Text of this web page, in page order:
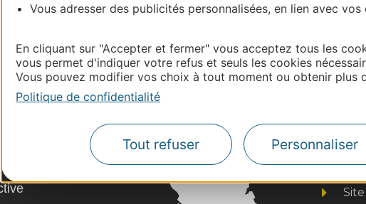
Vous adresser des publicités personnalisées, en lien avec
En cliquant sur "Accepter et fermer" vous acceptez tous les
vous permet d'indiquer votre refus et seuls les cookies
Vous pouvez modifier vos choix à tout moment ou obtenir
Politique de confidentialité
Tout refuser Personnaliser
Leaflet| Map data ©
ou le gestionnaire de cette activité?
cette fiche, merci de contacter Lot Tourisme en écrivant à